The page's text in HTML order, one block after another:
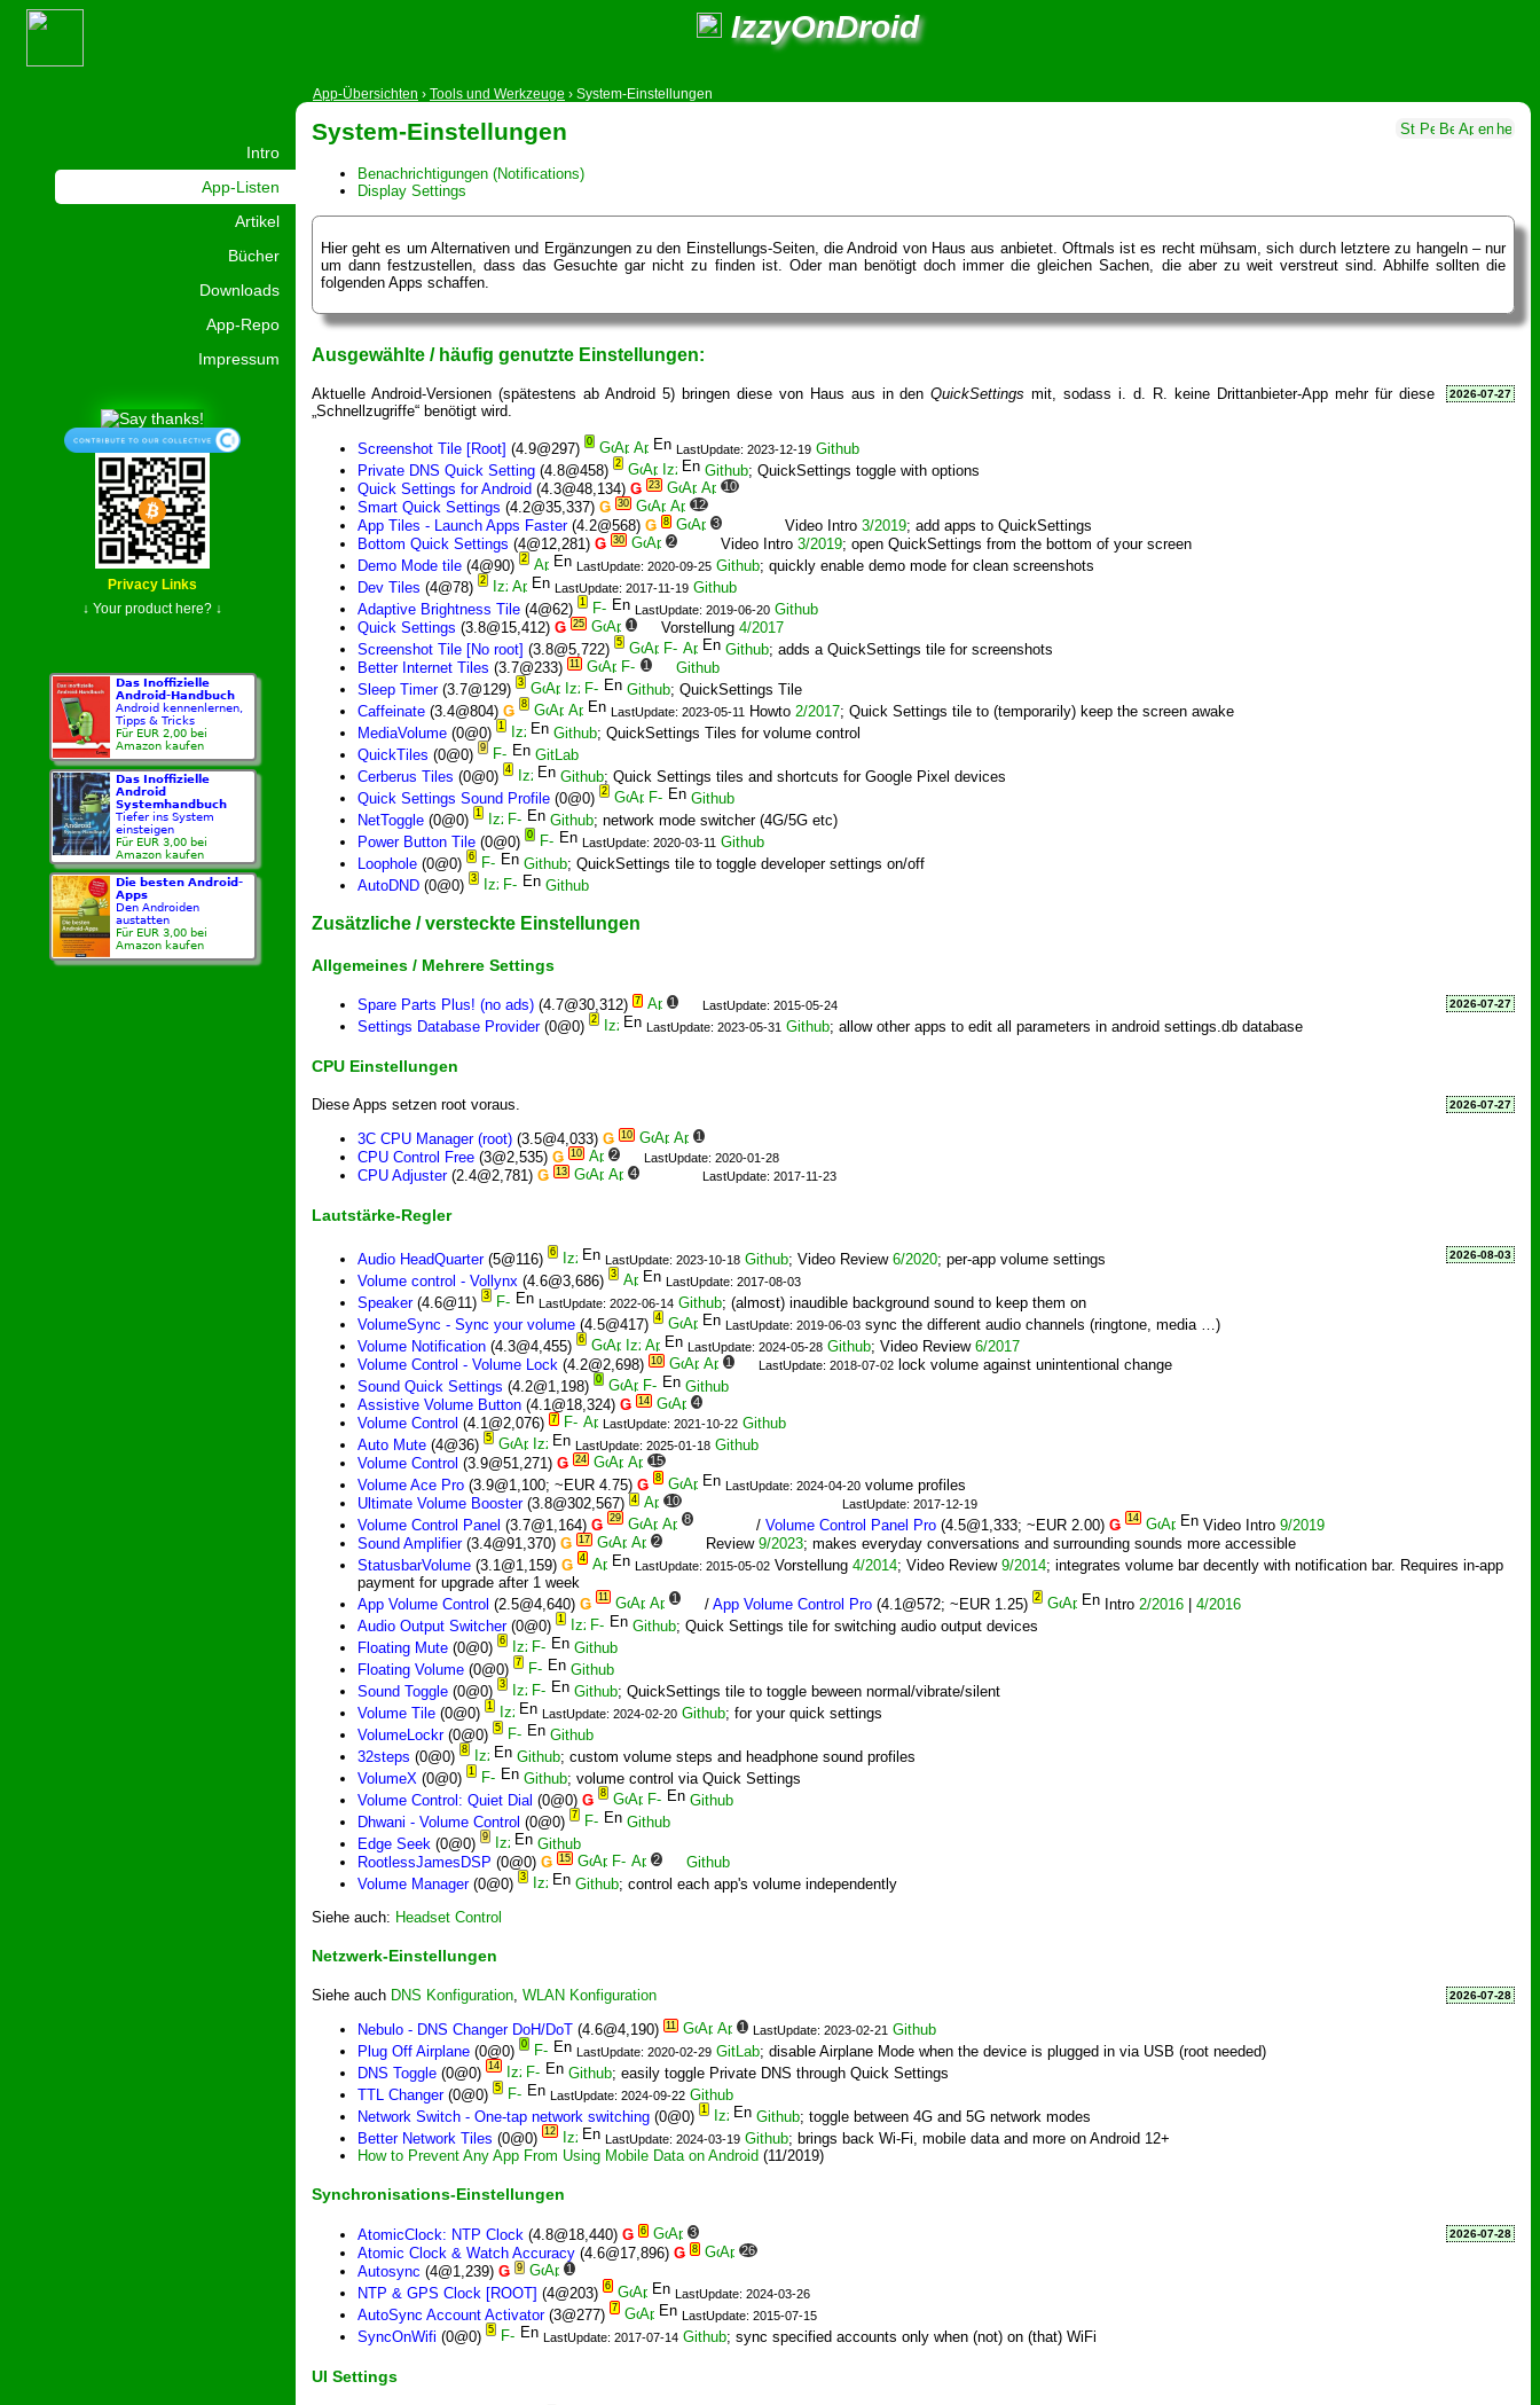
IzzyOnDroid
App-Übersichten › Tools und Werkzeuge › System-Einstellungen
Intro
App-Listen
Artikel
Bücher
Downloads
App-Repo
Impressum
Privacy Links
↓ Your product here? ↓
Das Inoffizielle
Android-Handbuch
Android kennenlernen,
Tipps & Tricks
Für EUR 2,00 bei
Amazon kaufen
Das Inoffizielle
Android
Systemhandbuch
Tiefer ins System
einsteigen
Für EUR 3,00 bei
Amazon kaufen
Die besten Android-
Apps
Den Androiden
austatten
Für EUR 3,00 bei
Amazon kaufen
System-Einstellungen
Benachrichtigungen (Notifications)
Display Settings
Hier geht es um Alternativen und Ergänzungen zu den Einstellungs-Seiten, die Android von Haus aus anbietet. Oftmals ist es recht mühsam, sich durch letztere zu hangeln – nur
um dann festzustellen, dass das Gesuchte gar nicht zu finden ist. Oder man benötigt doch immer die gleichen Sachen, die aber zu weit verstreut sind. Abhilfe sollten die
folgenden Apps schaffen.
Ausgewählte / häufig genutzte Einstellungen:
2026-07-27
Aktuelle Android-Versionen (spätestens ab Android 5) bringen diese von Haus aus in denQuickSettings mit, sodass i. d. R. keine Drittanbieter-App mehr für diese
„Schnellzugriffe“ benötigt wird.
Screenshot Tile [Root] (4.9@297) 0
LastUpdate: 2023-12-19 Github
Private DNS Quick Setting (4.8@458) 2 Github; QuickSettings toggle with options
Quick Settings for Android (4.3@48,134) Ǥ 23 10
Smart Quick Settings (4.2@35,337) Ǥ 30 12
App Tiles - Launch Apps Faster(4.2@568) Ǥ 8 3 Video Intro3/2019; add apps to QuickSettings
Bottom Quick Settings (4@12,281) Ǥ 30 2 Video Intro3/2019; open QuickSettings from the bottom of your screen
Demo Mode tile (4@90) 2
LastUpdate: 2020-09-25 Github; quickly enable demo mode for clean screenshots
Dev Tiles (4@78) 2
LastUpdate: 2017-11-19 Github
Adaptive Brightness Tile (4@62) 1
LastUpdate: 2019-06-20 Github
Quick Settings (3.8@15,412) Ǥ 25 1 Vorstellung4/2017
Screenshot Tile [No root] (3.8@5,722) 5 Github; adds a QuickSettings tile for screenshots
Better Internet Tiles (3.7@233) 11 1
Github
Sleep Timer(3.7@129) 3 Github; QuickSettings Tile
Caffeinate (3.4@804) Ǥ 8
LastUpdate: 2023-05-11 Howto 2/2017; Quick Settings tile to (temporarily) keep the screen awake
MediaVolume (0@0) 1 Github; QuickSettings Tiles for volume control
QuickTiles (0@0) 9
GitLab
Cerberus Tiles (0@0) 4 Github; Quick Settings tiles and shortcuts for Google Pixel devices
Quick Settings Sound Profile (0@0) 2
Github
NetToggle (0@0) 1 Github; network mode switcher (4G/5G etc)
Power Button Tile (0@0) 0
LastUpdate: 2020-03-11 Github
Loophole (0@0) 6 Github; QuickSettings tile to toggle developer settings on/off
AutoDND (0@0) 3 Github
Zusätzliche / versteckte Einstellungen
Allgemeines / Mehrere Settings
2026-07-27
Spare Parts Plus! (no ads) (4.7@30,312) 7 1 LastUpdate: 2015-05-24
Settings Database Provider(0@0) 2
LastUpdate: 2023-05-31 Github; allow other apps to edit all parameters in android settings.db database
CPU Einstellungen
2026-07-27
Diese Apps setzen root voraus.
3C CPU Manager (root) (3.5@4,033) Ǥ 10 1
CPU Control Free (3@2,535) Ǥ 10 2 LastUpdate: 2020-01-28
CPU Adjuster(2.4@2,781) Ǥ 13 4 LastUpdate: 2017-11-23
Lautstärke-Regler
2026-08-03
Audio HeadQuarter(5@116) 6
LastUpdate: 2023-10-18 Github; Video Review6/2020; per-app volume settings
Volume control - Vollynx (4.6@3,686) 3
LastUpdate: 2017-08-03
Speaker(4.6@11) 3
LastUpdate: 2022-06-14 Github; (almost) inaudible background sound to keep them on
VolumeSync - Sync your volume (4.5@417) 4
LastUpdate: 2019-06-03 sync the different audio channels (ringtone, media …)
Volume Notification (4.3@4,455) 6
LastUpdate: 2024-05-28 Github; Video Review6/2017
Volume Control - Volume Lock (4.2@2,698) 10 1 LastUpdate: 2018-07-02 lock volume against unintentional change
Sound Quick Settings (4.2@1,198) 0
Github
Assistive Volume Button (4.1@18,324) Ǥ 14 4
Volume Control (4.1@2,076) 7 LastUpdate: 2021-10-22 Github
Auto Mute (4@36) 5
LastUpdate: 2025-01-18 Github
Volume Control (3.9@51,271) Ǥ 24 15
Volume Ace Pro (3.9@1,100; ~EUR 4.75) Ǥ 8
LastUpdate: 2024-04-20 volume profiles
Ultimate Volume Booster(3.8@302,567) 4 10 LastUpdate: 2017-12-19
Volume Control Panel (3.7@1,164) Ǥ 29 8 /Volume Control Panel Pro (4.5@1,333; ~EUR 2.00)Ǥ 14 Video Intro9/2019
Sound Amplifier(3.4@91,370) Ǥ 17 2 Review9/2023; makes everyday conversations and surrounding sounds more accessible
StatusbarVolume (3.1@1,159) Ǥ 4
LastUpdate: 2015-05-02 Vorstellung4/2014; Video Review9/2014; integrates volume bar decently with notification bar. Requires in-app
payment for upgrade after 1 week
App Volume Control (2.5@4,640) Ǥ 11 1 /App Volume Control Pro (4.1@572; ~EUR 1.25)2 Intro 2/2016 |4/2016
Audio Output Switcher(0@0) 1 Github; Quick Settings tile for switching audio output devices
Floating Mute (0@0) 6
Github
Floating Volume (0@0) 7
Github
Sound Toggle (0@0) 3 Github; QuickSettings tile to toggle beween normal/vibrate/silent
Volume Tile (0@0) 1
LastUpdate: 2024-02-20 Github; for your quick settings
VolumeLockr(0@0) 5
Github
32steps (0@0) 8 Github; custom volume steps and headphone sound profiles
VolumeX (0@0) 1 Github; volume control via Quick Settings
Volume Control: Quiet Dial (0@0) Ǥ 8
Github
Dhwani - Volume Control (0@0) 7
Github
Edge Seek (0@0) 9
Github
RootlessJamesDSP (0@0) Ǥ 15 2
Github
Volume Manager(0@0) 3 Github; control each app's volume independently
Siehe auch: Headset Control
Netzwerk-Einstellungen
2026-07-28
Siehe auch DNS Konfiguration WLAN Konfiguration
Nebulo - DNS Changer DoH/DoT (4.6@4,190) 11 1 LastUpdate: 2023-02-21 Github
Plug Off Airplane (0@0) 0
LastUpdate: 2020-02-29 GitLab; disable Airplane Mode when the device is plugged in via USB (root needed)
DNS Toggle (0@0) 14 Github; easily toggle Private DNS through Quick Settings
TTL Changer(0@0) 5
LastUpdate: 2024-09-22 Github
Network Switch - One-tap network switching (0@0) 1 Github; toggle between 4G and 5G network modes
Better Network Tiles (0@0) 12
LastUpdate: 2024-03-19 Github; brings back Wi-Fi, mobile data and more on Android 12+
How to Prevent Any App From Using Mobile Data on Android (11/2019)
Synchronisations-Einstellungen
2026-07-28
AtomicClock: NTP Clock (4.8@18,440) Ǥ 6 3
Atomic Clock & Watch Accuracy (4.6@17,896) Ǥ 8 26
Autosync (4@1,239) Ǥ 9 1
NTP & GPS Clock [ROOT] (4@203) 6
LastUpdate: 2024-03-26
AutoSync Account Activator(3@277) 7
LastUpdate: 2015-07-15
SyncOnWifi (0@0) 5
LastUpdate: 2017-07-14 Github; sync specified accounts only when (not) on (that) WiFi
UI Settings